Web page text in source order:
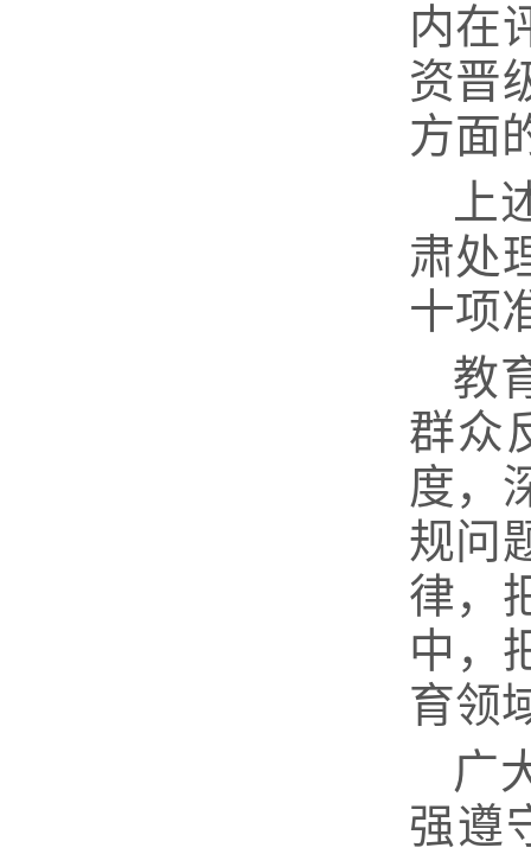
内在
资晋
方面
肃处
十项
教
群众
度，
规问
律，
中，
育领
广
强遵